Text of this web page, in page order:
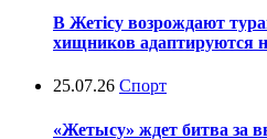
В Жетісу возрождают
хищников адаптируются
25.07.26 Спорт
«Жетысу» ждет битва за